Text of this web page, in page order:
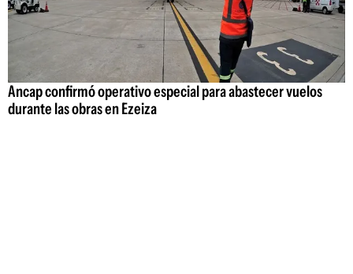
Ancap confirmó operativo especial para abastecer vuelos
durante las obras en Ezeiza